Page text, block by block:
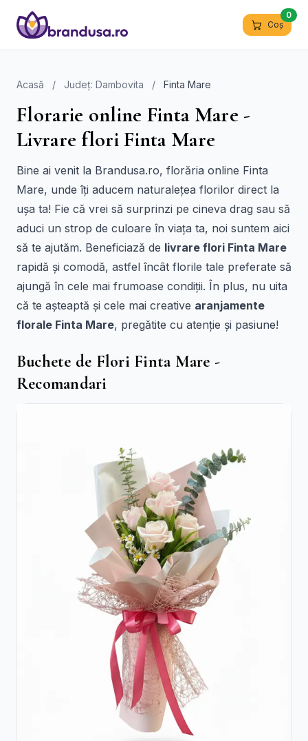
Coș
0
Acasă / Județ: Dambovita / Finta Mare
Florarie online Finta Mare -
Livrare flori Finta Mare
Bine ai venit la Brandusa.ro, florăria online Finta
Mare, unde îți aducem naturalețea florilor direct la
ușa ta! Fie că vrei să surprinzi pe cineva drag sau să
aduci un strop de culoare în viața ta, noi suntem aici
să te ajutăm. Beneficiază de livrare flori Finta Mare
rapidă și comodă, astfel încât florile tale preferate să
ajungă în cele mai frumoase condiții. În plus, nu uita
că te așteaptă și cele mai creative aranjamente
florale Finta Mare, pregătite cu atenție și pasiune!
Buchete de Flori Finta Mare -
Recomandari